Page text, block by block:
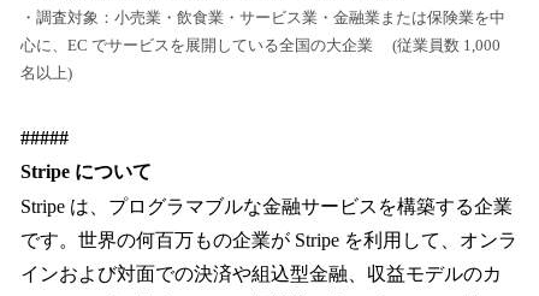
・調査対象：小売業・飲食業・サービス業・金融業または保険業を中
心に、EC でサービスを展開している全国の大企業 (従業員数 1,000
名以上)
#####
Stripe について
Stripe は、プログラマブルな金融サービスを構築する企業
です。世界の何百万もの企業が Stripe を利用して、オンラ
インおよび対面での決済や組込型金融、収益モデルのカ